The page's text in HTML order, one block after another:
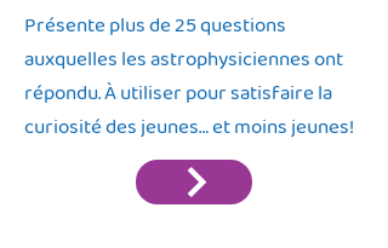
Présente plus de 25 questions
auxquelles les astrophysiciennes ont
répondu. À utiliser pour satisfaire la
curiosité des jeunes… et moins jeunes!